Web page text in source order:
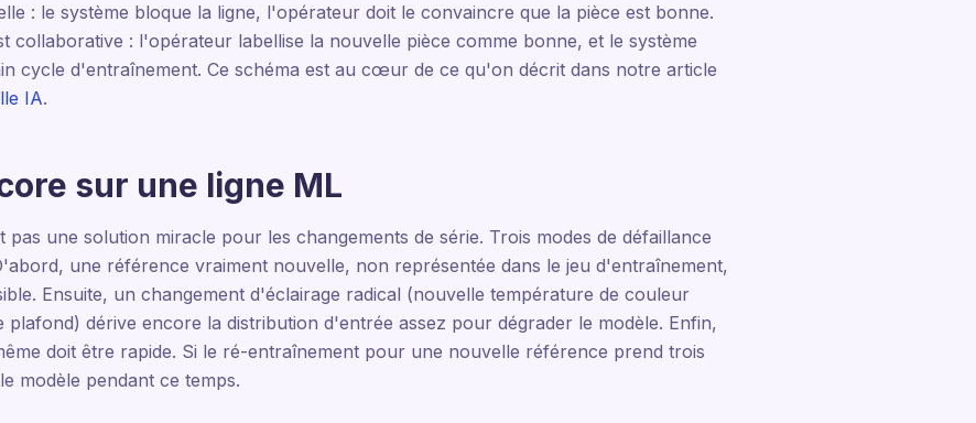
: le système bloque la ligne, l'opérateur doit le convaincre que la pièce est bonne.
collaborative : l'opérateur labellise la nouvelle pièce comme bonne, et le système
cycle d'entraînement. Ce schéma est au cœur de ce qu'on décrit dans notre article
IA.
sur une ligne ML
pas une solution miracle pour les changements de série. Trois modes de défaillance
une référence vraiment nouvelle, non représentée dans le jeu d'entraînement,
Ensuite, un changement d'éclairage radical (nouvelle température de couleur
dérive encore la distribution d'entrée assez pour dégrader le modèle. Enfin,
doit être rapide. Si le ré-entraînement pour une nouvelle référence prend trois
modèle pendant ce temps.